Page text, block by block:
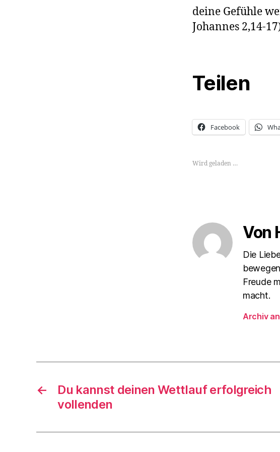
deine Gefühle
Johannes 2,14-
Teilen
Facebook
Wird geladen …
Von
Die
Freude
macht.
Archiv
←
Du kannst deinen Wettlauf erfolgreich
vollenden